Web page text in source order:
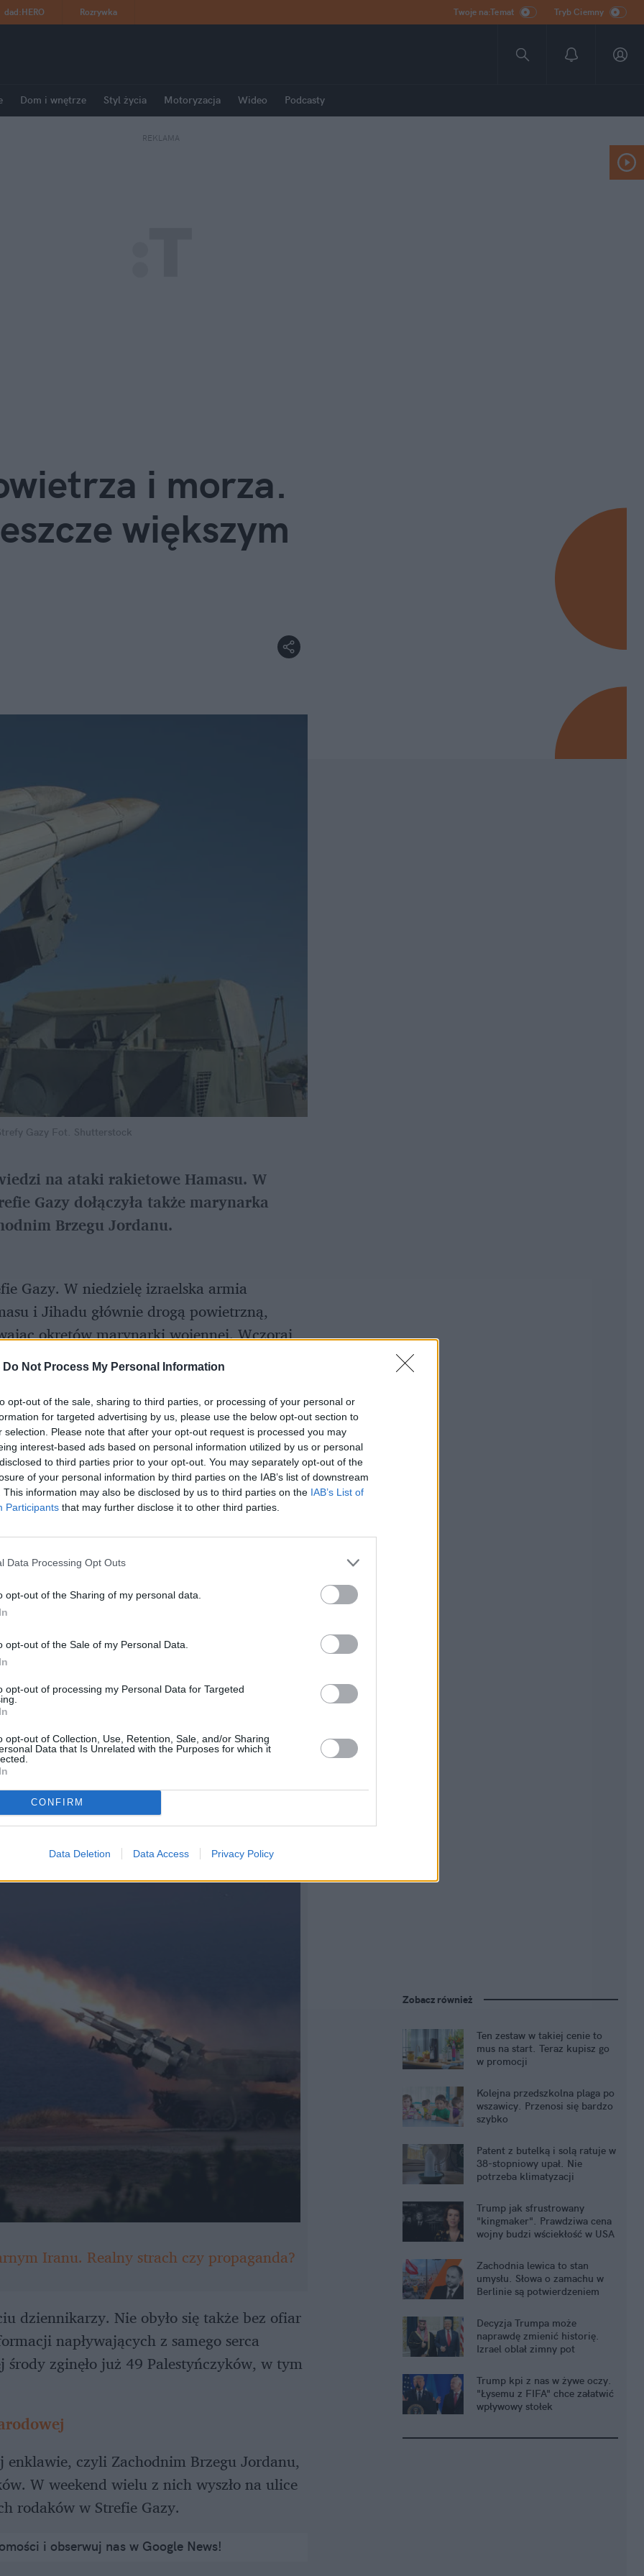
Do Not Process My Personal Information
opt-out of the sale, sharing to third parties, or processing of your personal or
for targeted advertising by us, please use the below opt-out section to
selection. Please note that after your opt-out request is processed you may
interest-based ads based on personal information utilized by us or personal
to third parties prior to your opt-out. You may separately opt-out of the
of your personal information by third parties on the IAB’s list of downstream
This information may also be disclosed by us to third parties on the IAB’s List of
Participants that may further disclose it to other third parties.
Data Processing Opt Outs
opt-out of the Sharing of my personal data.
opt-out of the Sale of my Personal Data.
opt-out of processing my Personal Data for Targeted
opt-out of Collection, Use, Retention, Sale, and/or Sharing
Data that Is Unrelated with the Purposes for which it
CONFIRM
Data Deletion Data Access Privacy Policy
dad:HERO Rozrywka Twoje na:Temat Tryb Ciemny
Dom i wnętrze Styl życia Motoryzacja Wideo Podcasty
REKLAMA
i morza.
większym
Gazy Fot. Shutterstock
na ataki rakietowe Hamasu. W
Gazy dołączyła także marynarka
Brzegu Jordanu.
Gazy. W niedzielę izraelska armia
i Jihadu głównie drogą powietrzną,
okrętów marynarki wojennej. Wczoraj
w przybrzeżnej enklawie.
wIzraelu
innymi centrum prasowe zlokalizowane
Iranu. Realny strach czy propaganda?
dziennikarzy. Nie obyło się także bez ofiar
Zobacz również
Ten zestaw w takiej cenie to
mus na start. Teraz kupisz go
w promocji
Kolejna przedszkolna plaga po
wszawicy. Przenosi się bardzo
szybko
Patent z butelką i solą ratuje w
38-stopniowy upał. Nie
potrzeba klimatyzacji
Trump jak sfrustrowany
"kingmaker". Prawdziwa cena
wojny budzi wściekłość w USA
Zachodnia lewica to stan
umysłu. Słowa o zamachu w
Berlinie są potwierdzeniem
Decyzja Trumpa może
naprawdę zmienić historię.
Izrael oblał zimny pot
Trump kpi z nas w żywe oczy.
"Łysemu z FIFA" chce załatwić
wpływowy stołek